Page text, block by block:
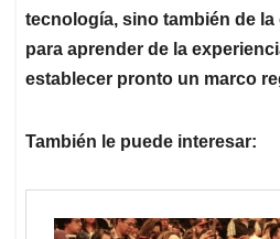
tecnología, sino también de
para aprender de la
establecer pronto un marco
También le puede interesar: